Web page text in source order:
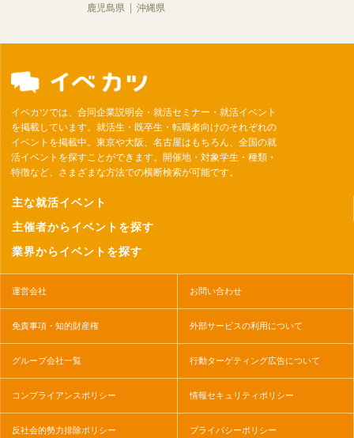
鹿児島県
沖縄県
イベカツでは、合同企業説明会・就活セミナー・就活イベント
を掲載しています。就活生・既卒生・転職者向けのそれぞれの
イベントを掲載中。東京や大阪、名古屋はもちろん、全国の就
活イベントを探すことができます。開催地・対象学生・種類・
特徴など、さまざまな方法での横断検索が可能です。
主な就活イベント
主催者からイベントを探す
業界からイベントを探す
運営会社 お問い合わせ
免責事項・知的財産権 外部サービスの利用について
グループ会社一覧 行動ターゲティング広告について
コンプライアンスポリシー 情報セキュリティポリシー
反社会的勢力排除ポリシー プライバシーポリシー